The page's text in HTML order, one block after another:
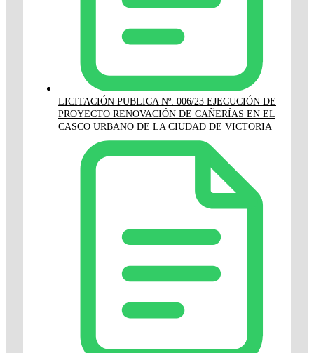
LICITACIÓN PUBLICA Nº: 006/23 EJECUCIÓN DE
PROYECTO RENOVACIÓN DE CAÑERÍAS EN EL
CASCO URBANO DE LA CIUDAD DE VICTORIA